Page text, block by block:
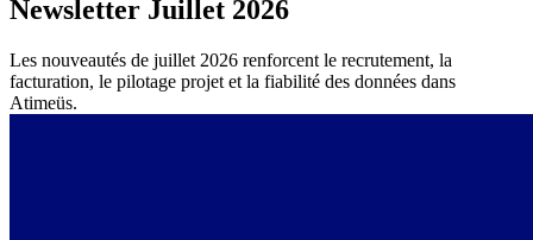
Newsletter Juillet 2026
Les nouveautés de juillet 2026 renforcent le recrutement, la
facturation, le pilotage projet et la fiabilité des données dans
Atimeüs.